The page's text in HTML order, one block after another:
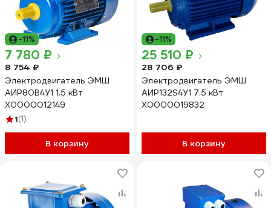
-11%
7 780 ₽
8 754 ₽
Электродвигатель ЭМШ
АИР80В4У1 1.5 кВт
Х0000012149
1(1)
В корзину
-11%
25 510 ₽
28 706 ₽
Электродвигатель ЭМШ
АИР132S4У1 7.5 кВт
Х0000019832
В корзину